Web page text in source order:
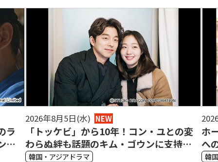
変
が
2026年8月1日(土) NEW
ホーユー（何与）が血のつながらない妹
への切ない恋を熱演！中国ドラマ「それ
でも、恋をするには近すぎる」の魅力
韓国・アジアドラマ
ジ
（
い
韓